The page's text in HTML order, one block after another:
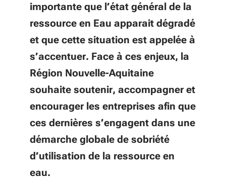
importante que l’état général de la
ressource en Eau apparait dégradé
et que cette situation est appelée à
s’accentuer. Face à ces enjeux, la
Région Nouvelle-Aquitaine
souhaite soutenir, accompagner et
encourager les entreprises afin que
ces dernières s’engagent dans une
démarche globale de sobriété
d’utilisation de la ressource en
eau.